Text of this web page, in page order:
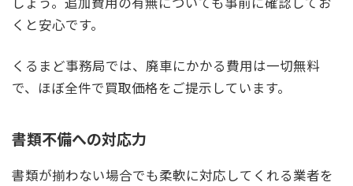
くと安心です。
くるまど事務局では、廃車にかかる費用は一切無料
で、ほぼ全件で買取価格をご提示しています。
書類不備への対応力
書類が揃わない場合でも柔軟に対応してくれる業者を